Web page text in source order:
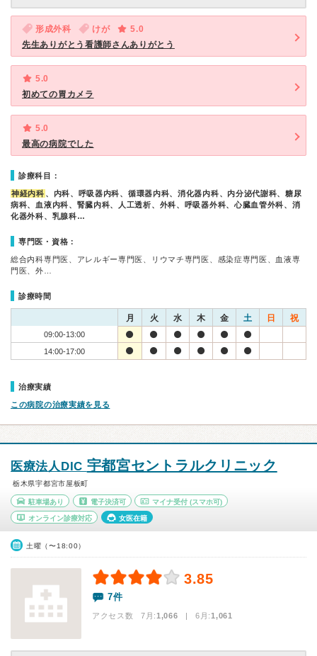
形成外科 けが
5.0
先生ありがとう看護師さんありがとう
5.0
初めての胃カメラ
5.0
最高の病院でした
診療科目：
神経内科 、内科、呼吸器内科、循環器内科、消化器内科、内分泌代謝科、糖尿
病科、血液内科、腎臓内科、人工透析、外科、呼吸器外科、心臓血管外科、消
化器外科、乳腺科…
専門医・資格：
総合内科専門医、アレルギー専門医、リウマチ専門医、感染症専門医、血液専
門医、外…
診療時間
月 火 水 木 金 土 日 祝
09:00-13:00
14:00-17:00
治療実績
この病院の治療実績を見る
医療法人DIC 宇都宮セントラルクリニック
栃木県宇都宮市屋板町
駐車場あり 電子決済可 マイナ受付 (スマホ可)
オンライン診療対応 女医在籍
土曜（〜18:00）
3.85
7件
アクセス数 7月:1,066 | 6月:1,061